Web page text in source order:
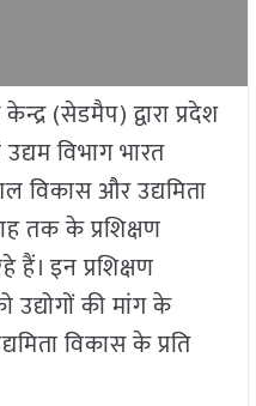
(सेडमैप) द्वारा प्रदेश
विभाग भारत
विकास और उद्यमिता
तक के प्रशिक्षण
हैं। इन प्रशिक्षण
उद्योगों की मांग के
विकास के प्रति